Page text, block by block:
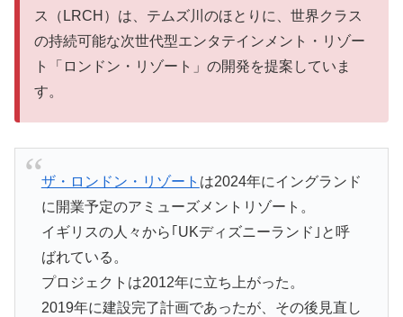
ス（LRCH）は、テムズ川のほとりに、世界クラス
の持続可能な次世代型エンタテインメント・リゾー
ト「ロンドン・リゾート」の開発を提案していま
す。
ザ・ロンドン・リゾート は2024年にイングランド
に開業予定のアミューズメントリゾート。
イギリスの人々から｢UKディズニーランド｣と呼
ばれている。
プロジェクトは2012年に立ち上がった。
2019年に建設完了計画であったが、その後見直し